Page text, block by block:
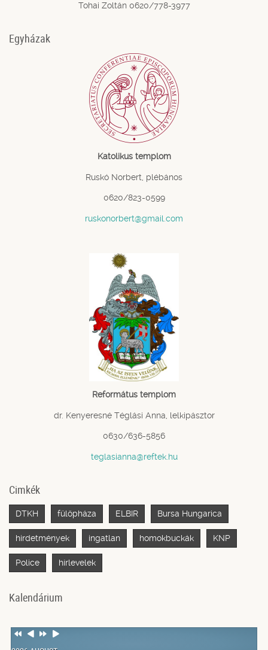
Tohai Zoltán 0620/778-3977
Egyházak
Katolikus templom
Ruskó Norbert, plébános
0620/823-0599
ruskonorbert@gmail.com
Református templom
dr. Kenyeresné Téglási Anna, lelkipásztor
0630/636-5856
teglasianna@reftek.hu
Cimkék
DTKH fülöpháza ELBIR Bursa Hungarica
hirdetmények ingatlan homokbuckák KNP
Police hírlevelek
Kalendárium
Previous
Previous
NextNext